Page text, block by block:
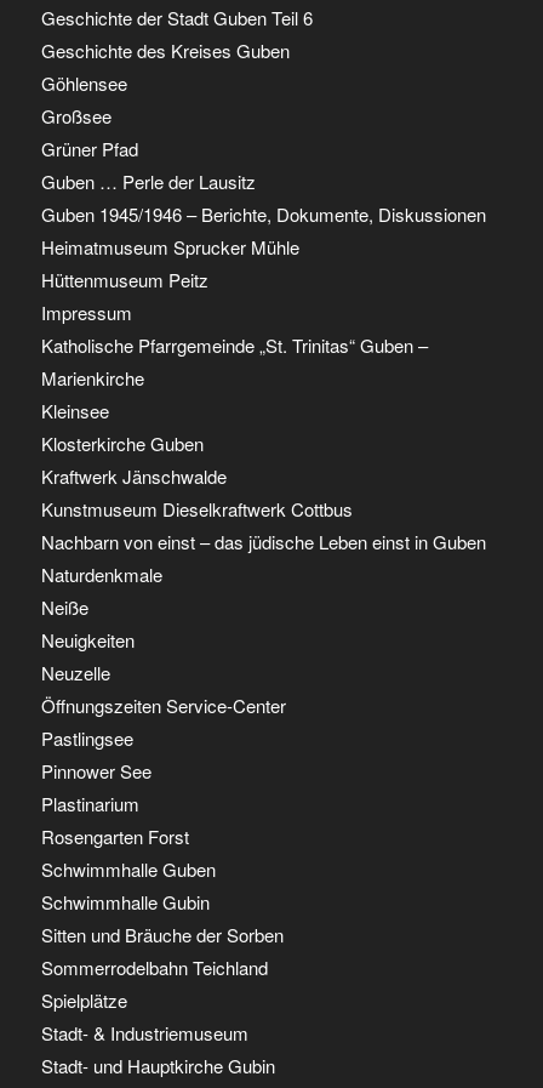
Geschichte der Stadt Guben Teil 6
Geschichte des Kreises Guben
Göhlensee
Großsee
Grüner Pfad
Guben … Perle der Lausitz
Guben 1945/1946 – Berichte, Dokumente, Diskussionen
Heimatmuseum Sprucker Mühle
Hüttenmuseum Peitz
Impressum
Katholische Pfarrgemeinde „St. Trinitas“ Guben –
Marienkirche
Kleinsee
Klosterkirche Guben
Kraftwerk Jänschwalde
Kunstmuseum Dieselkraftwerk Cottbus
Nachbarn von einst – das jüdische Leben einst in Guben
Naturdenkmale
Neiße
Neuigkeiten
Neuzelle
Öffnungszeiten Service-Center
Pastlingsee
Pinnower See
Plastinarium
Rosengarten Forst
Schwimmhalle Guben
Schwimmhalle Gubin
Sitten und Bräuche der Sorben
Sommerrodelbahn Teichland
Spielplätze
Stadt- & Industriemuseum
Stadt- und Hauptkirche Gubin